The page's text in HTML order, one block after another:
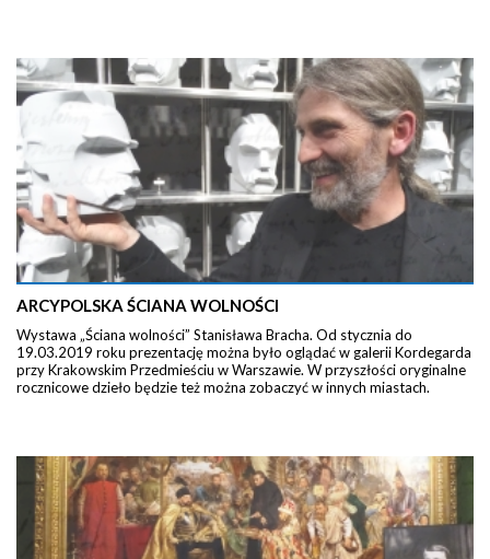
ARCYPOLSKA ŚCIANA WOLNOŚCI
Wystawa „Ściana wolności” Stanisława Bracha. Od stycznia do
19.03.2019 roku prezentację można było oglądać w galerii Kordegarda
przy Krakowskim Przedmieściu w Warszawie. W przyszłości oryginalne
rocznicowe dzieło będzie też można zobaczyć w innych miastach.